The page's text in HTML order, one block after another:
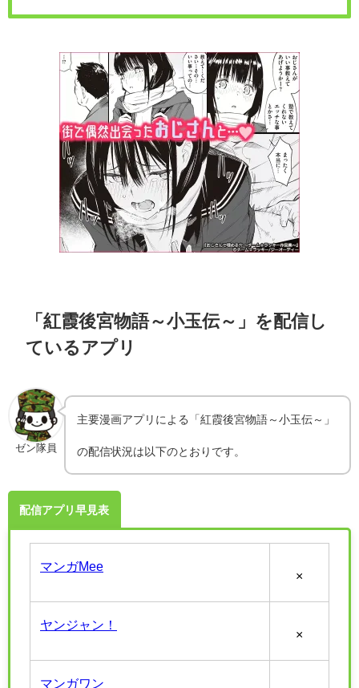
「紅霞後宮物語～小玉伝～」を配信し
ているアプリ
ゼン隊員
主要漫画アプリによる「紅霞後宮物語～小玉伝～」
の配信状況は以下のとおりです。
配信アプリ早見表
マンガMee
×
ヤンジャン！
×
マンガワン